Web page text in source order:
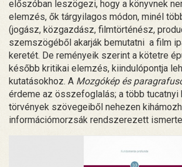
előszóban leszögezi, hogy a könyvnek
elemzés, ők tárgyilagos módon, minél
(jogász, közgazdász, filmtörténész,
szemszögéből akarják bemutatni a film
keretét. De reményeik szerint a kötetre
később kritikai elemzés, kiindulópontja
kutatásokhoz. A Mozgókép és
érdeme az összefoglalás; a több tucatnyi
törvények szövegeiből nehezen
információmorzsák rendszerezett